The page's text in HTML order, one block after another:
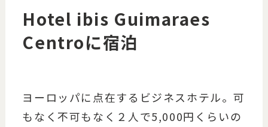
Hotel ibis Guimaraes
Centroに宿泊
ヨーロッパに点在するビジネスホテル。可
もなく不可もなく２人で5,000円くらいの